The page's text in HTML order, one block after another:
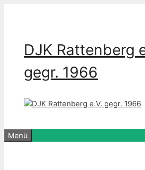
DJK Rattenberg
gegr. 1966
Menü